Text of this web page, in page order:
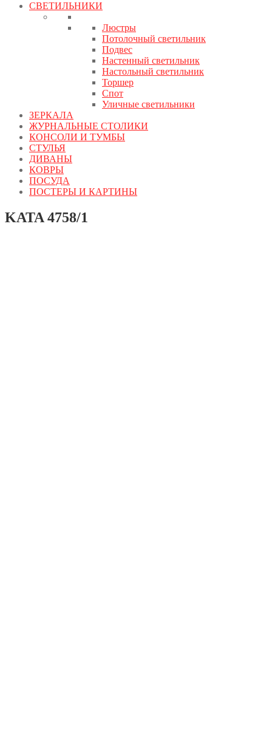
СВЕТИЛЬНИКИ
Люстры
Потолочный светильник
Подвес
Настенный светильник
Настольный светильник
Торшер
Спот
Уличные светильники
ЗЕРКАЛА
ЖУРНАЛЬНЫЕ СТОЛИКИ
КОНСОЛИ И ТУМБЫ
СТУЛЬЯ
ДИВАНЫ
КОВРЫ
ПОСУДА
ПОСТЕРЫ И КАРТИНЫ
KATA 4758/1